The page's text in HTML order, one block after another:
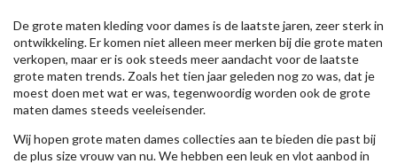
De grote maten kleding voor dames is de laatste jaren, zeer sterk in
ontwikkeling. Er komen niet alleen meer merken bij die grote maten
verkopen, maar er is ook steeds meer aandacht voor de laatste
grote maten trends. Zoals het tien jaar geleden nog zo was, dat je
moest doen met wat er was, tegenwoordig worden ook de grote
maten dames steeds veeleisender.
Wij hopen grote maten dames collecties aan te bieden die past bij
de plus size vrouw van nu. We hebben een leuk en vlot aanbod in